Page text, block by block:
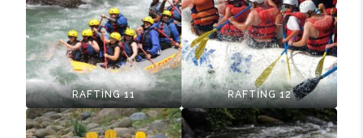
RAFTİNG 11 RAFTİNG 12